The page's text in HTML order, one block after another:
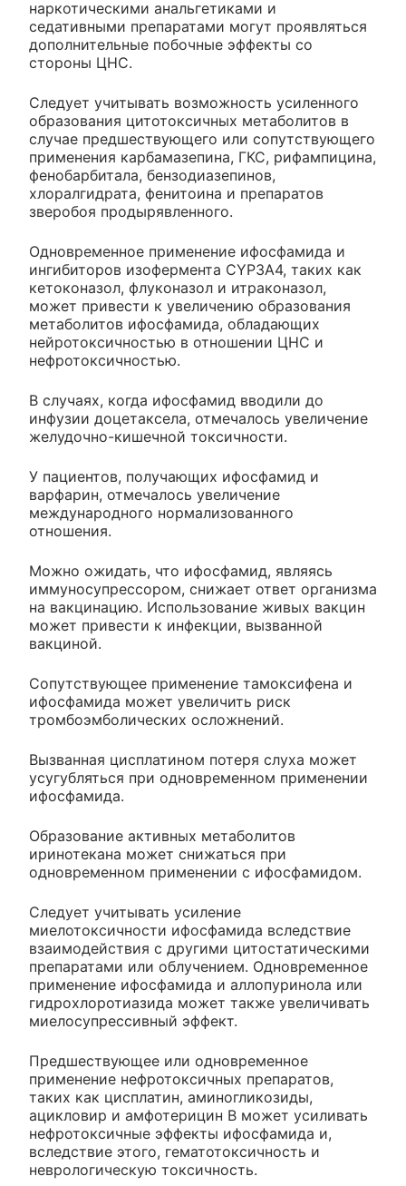
наркотическими анальгетиками и
седативными препаратами могут проявляться
дополнительные побочные эффекты со
стороны ЦНС.
Следует учитывать возможность усиленного
образования цитотоксичных метаболитов в
случае предшествующего или сопутствующего
применения карбамазепина, ГКС, рифампицина,
фенобарбитала, бензодиазепинов,
хлоралгидрата, фенитоина и препаратов
зверобоя продырявленного.
Одновременное применение ифосфамида и
ингибиторов изофермента CYP3A4, таких как
кетоконазол, флуконазол и итраконазол,
может привести к увеличению образования
метаболитов ифосфамида, обладающих
нейротоксичностью в отношении ЦНС и
нефротоксичностью.
В случаях, когда ифосфамид вводили до
инфузии доцетаксела, отмечалось увеличение
желудочно-кишечной токсичности.
У пациентов, получающих ифосфамид и
варфарин, отмечалось увеличение
международного нормализованного
отношения.
Можно ожидать, что ифосфамид, являясь
иммуносупрессором, снижает ответ организма
на вакцинацию. Использование живых вакцин
может привести к инфекции, вызванной
вакциной.
Сопутствующее применение тамоксифена и
ифосфамида может увеличить риск
тромбоэмболических осложнений.
Вызванная цисплатином потеря слуха может
усугубляться при одновременном применении
ифосфамида.
Образование активных метаболитов
иринотекана может снижаться при
одновременном применении с ифосфамидом.
Следует учитывать усиление
миелотоксичности ифосфамида вследствие
взаимодействия с другими цитостатическими
препаратами или облучением. Одновременное
применение ифосфамида и аллопуринола или
гидрохлоротиазида может также увеличивать
миелосупрессивный эффект.
Предшествующее или одновременное
применение нефротоксичных препаратов,
таких как цисплатин, аминогликозиды,
ацикловир и амфотерицин В может усиливать
нефротоксичные эффекты ифосфамида и,
вследствие этого, гематотоксичность и
неврологическую токсичность.